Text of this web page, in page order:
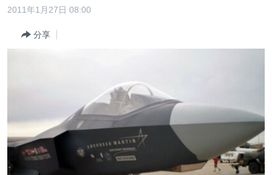
内
到
检
港澳
国际
欧洲
非洲
美洲
科教·文娱·体健
军事
劳工
白宫要闻
国会报道
美中关系
VOA视频
VOA今日焦点
中文广播
2011年1月27日 08:00
分享